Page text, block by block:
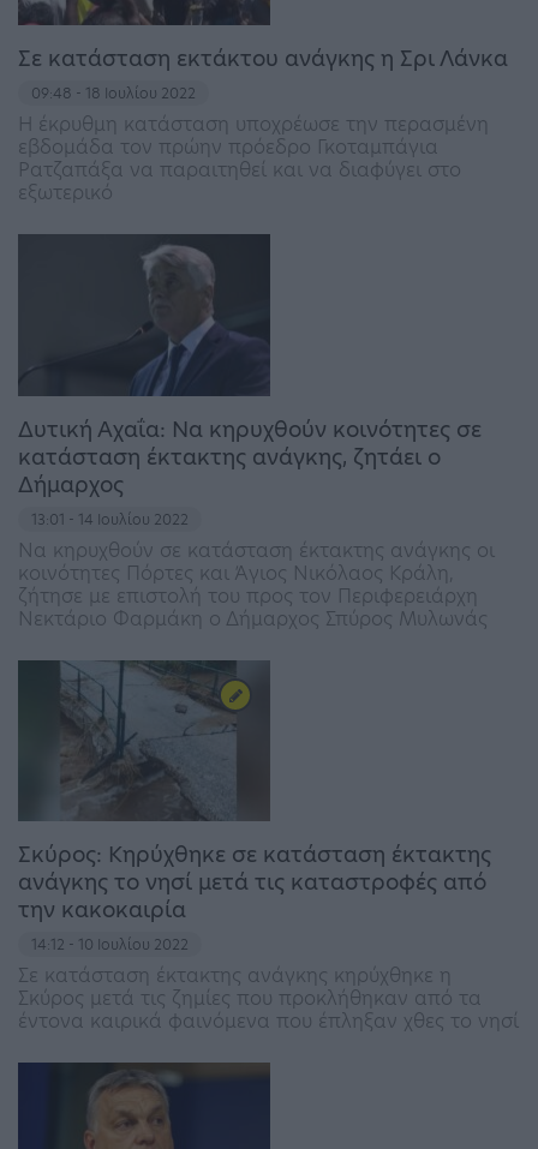
Σε κατάσταση εκτάκτου ανάγκης η Σρι Λάνκα
09:48 - 18 Ιουλίου 2022
Η έκρυθμη κατάσταση υποχρέωσε την περασμένη
εβδομάδα τον πρώην πρόεδρο Γκοταμπάγια
Ρατζαπάξα να παραιτηθεί και να διαφύγει στο
εξωτερικό
Δυτική Αχαΐα: Να κηρυχθούν κοινότητες σε
κατάσταση έκτακτης ανάγκης, ζητάει ο
Δήμαρχος
13:01 - 14 Ιουλίου 2022
Να κηρυχθούν σε κατάσταση έκτακτης ανάγκης οι
κοινότητες Πόρτες και Άγιος Νικόλαος Κράλη,
ζήτησε με επιστολή του προς τον Περιφερειάρχη
Νεκτάριο Φαρμάκη ο Δήμαρχος Σπύρος Μυλωνάς
Σκύρος: Κηρύχθηκε σε κατάσταση έκτακτης
ανάγκης το νησί μετά τις καταστροφές από
την κακοκαιρία
14:12 - 10 Ιουλίου 2022
Σε κατάσταση έκτακτης ανάγκης κηρύχθηκε η
Σκύρος μετά τις ζημίες που προκλήθηκαν από τα
έντονα καιρικά φαινόμενα που έπληξαν χθες το νησί